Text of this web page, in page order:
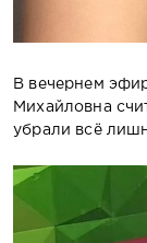
В вечернем
Михайловна
убрали всё